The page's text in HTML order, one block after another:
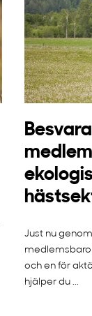
Just nu
och en för
hjälper du ...